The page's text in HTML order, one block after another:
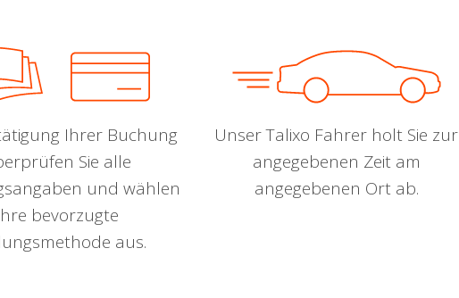
Ihrer Buchung
Sie alle
und wählen
bevorzugte
aus.
Unser Talixo Fahrer holt Sie zur
angegebenen Zeit am
angegebenen Ort ab.